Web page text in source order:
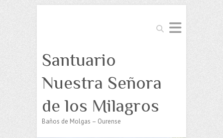
Buscar
Santuario
Nuestra Señora
de los Milagros
Baños de Molgas – Ourense